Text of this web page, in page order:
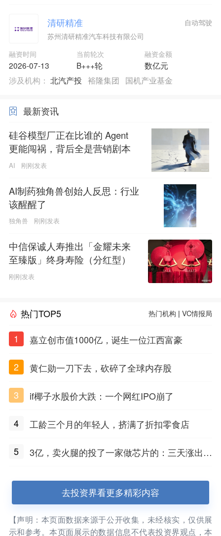
清研精准
苏州清研精准汽车科技有限公司
融资时间
2026-07-13
当前轮次
B+++轮
融资金额
数亿元
自动驾驶
涉及机构： 北汽产投 裕隆集团 国机产业基金
最新资讯
硅谷模型厂正在比谁的 Agent
更能闯祸，背后全是营销剧本
AI 刚刚发表
AI制药独角兽创始人反思：行业
该醒醒了
独角兽 刚刚发表
中信保诚人寿推出「金耀未来
至臻版」终身寿险（分红型）
刚刚发表
热门TOP5 热门机构 |VC情报局
1 嘉立创市值1000亿，诞生一位江西富豪
2 黄仁勋一刀下去，砍碎了全球内存股
3 if椰子水股价大跌：一个网红IPO崩了
4 工龄三个月的年轻人，挤满了折扣零食店
5
3亿，卖火腿的投了一家做芯片的：三天涨出2
去投资界看更多精彩内容
【声明：本页面数据来源于公开收集，未经核实，仅供展
示和参考。本页面展示的数据信息不代表投资界观点，本